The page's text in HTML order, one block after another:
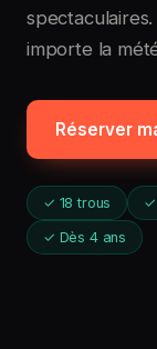
importe la
Réserver
✓ 18 trous ✓
✓ Dès 4 ans